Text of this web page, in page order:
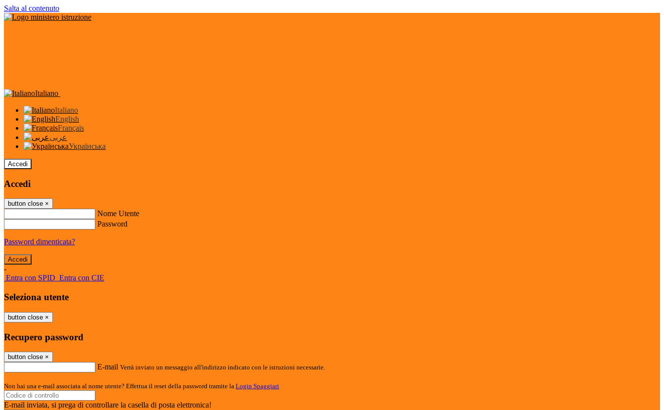
Salta al contenuto
Italiano
Italiano
English
Français
عربى
Українська
Accedi
Accedi
button close ×
Nome Utente
Password
Password dimenticata?
-
Entra con SPID Entra con CIE
Seleziona utente
button close ×
Recupero password
button close ×
E-mail Verrà inviato un messaggio all'indirizzo indicato con le istruzioni necessarie.
Non hai una e-mail associata al nome utente? Effettua il reset della password tramite la Login Spaggiari
E-mail inviata, si prega di controllare la casella di posta elettronica!